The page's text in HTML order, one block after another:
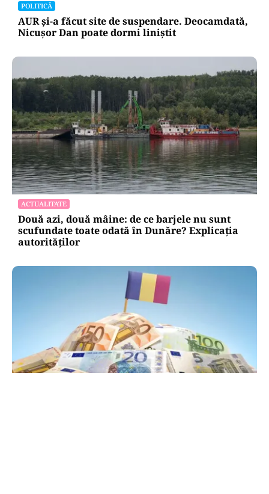
POLITICĂ
AUR și-a făcut site de suspendare. Deocamdată,
Nicușor Dan poate dormi liniștit
ACTUALITATE
Două azi, două mâine: de ce barjele nu sunt
scufundate toate odată în Dunăre? Explicația
autorităților